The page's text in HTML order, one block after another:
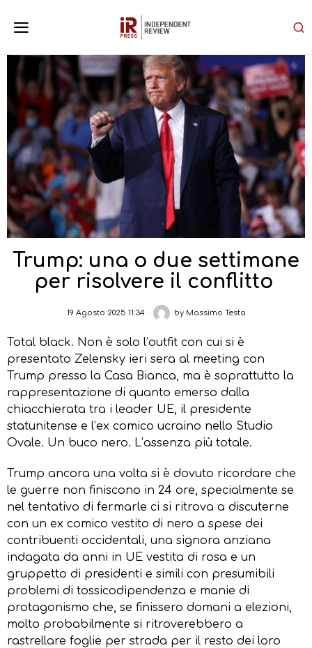
Trump: una o due settimane
per risolvere il conflitto
19 Agosto 2025 11:34 by Massimo Testa
Total black. Non è solo l’outfit con cui si è
presentato Zelensky ieri sera al meeting con
Trump presso la Casa Bianca, ma è soprattutto la
rappresentazione di quanto emerso dalla
chiacchierata tra i leader UE, il presidente
statunitense e l’ex comico ucraino nello Studio
Ovale. Un buco nero. L’assenza più totale.
Trump ancora una volta si è dovuto ricordare che
le guerre non finiscono in 24 ore, specialmente se
nel tentativo di fermarle ci si ritrova a discuterne
con un ex comico vestito di nero a spese dei
contribuenti occidentali, una signora anziana
indagata da anni in UE vestita di rosa e un
gruppetto di presidenti e simili con presumibili
problemi di tossicodipendenza e manie di
protagonismo che, se finissero domani a elezioni,
molto probabilmente si ritroverebbero a
rastrellare foglie per strada per il resto dei loro